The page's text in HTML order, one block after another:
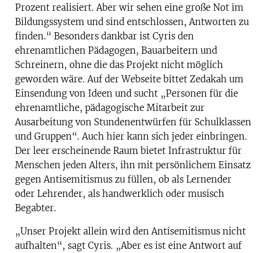
Prozent realisiert. Aber wir sehen eine große Not im
Bildungssystem und sind entschlossen, Antworten zu
finden.“ Besonders dankbar ist Cyris den
ehrenamtlichen Pädagogen, Bauarbeitern und
Schreinern, ohne die das Projekt nicht möglich
geworden wäre. Auf der Webseite bittet Zedakah um
Einsendung von Ideen und sucht „Personen für die
ehrenamtliche, pädagogische Mitarbeit zur
Ausarbeitung von Stundenentwürfen für Schulklassen
und Gruppen“. Auch hier kann sich jeder einbringen.
Der leer erscheinende Raum bietet Infrastruktur für
Menschen jeden Alters, ihn mit persönlichem Einsatz
gegen Antisemitismus zu füllen, ob als Lernender
oder Lehrender, als handwerklich oder musisch
Begabter.
„Unser Projekt allein wird den Antisemitismus nicht
aufhalten“, sagt Cyris. „Aber es ist eine Antwort auf